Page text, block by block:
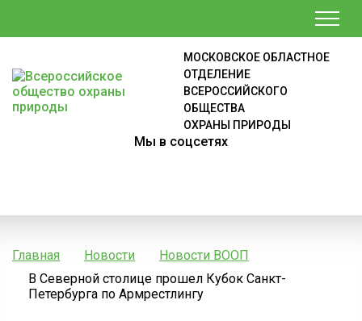
МОСКОВСКОЕ ОБЛАСТНОЕ
ОТДЕЛЕНИЕ
ВСЕРОССИЙСКОГО
ОБЩЕСТВА
ОХРАНЫ ПРИРОДЫ
Мы в соцсетях
Главная Новости
Новости ВООП
В Северной столице прошел Кубок Санкт-
Петербурга по Армрестлингу